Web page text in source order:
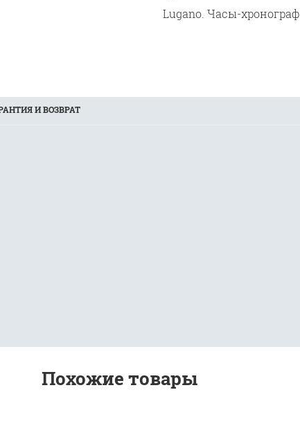
Lugano.Часы-хронограф
И ВОЗВРАТ
Похожие товары